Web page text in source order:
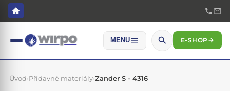
MENU E-SHOP→
Úvod›Přídavné materiály›Zander S - 4316